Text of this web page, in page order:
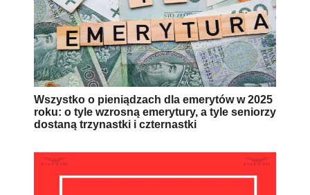
Wszystko o pieniądzach dla emerytów w 2025
roku: o tyle wzrosną emerytury, a tyle seniorzy
dostaną trzynastki i czternastki